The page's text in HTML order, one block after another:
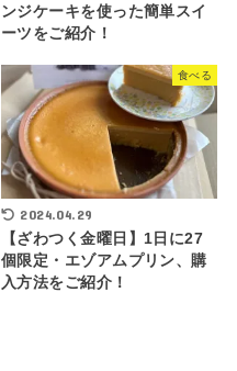
ンジケーキを使った簡単スイ
ーツをご紹介！
食べる
2024.04.29
【ざわつく金曜日】1日に27
個限定・エゾアムプリン、購
入方法をご紹介！